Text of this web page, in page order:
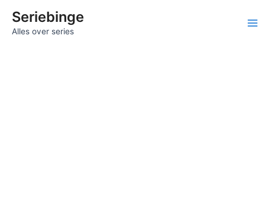
naarSeriebinge
Alles over series